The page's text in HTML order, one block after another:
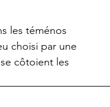
les téménos
choisi par une
côtoient les